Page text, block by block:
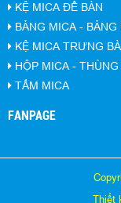
KỆ MICA ĐỂ BÀN
BẢNG MICA - BẢNG
KỆ MICA TRƯNG
HỘP MICA -
TẤM MICA
FANPAGE
Thiết